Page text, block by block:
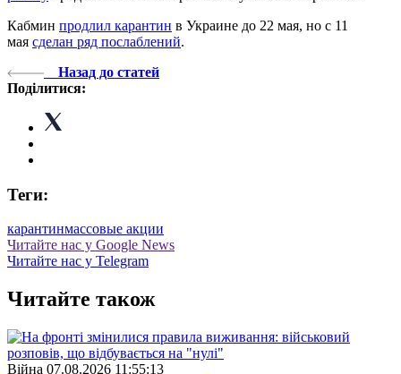
Кабмин продлил карантин в Украине до 22 мая, но с 11
мая сделан ряд послаблений.
Назад до статей
Поділитися:
Теги:
карантинмассовые акции
Читайте нас у Google News
Читайте нас у Telegram
Читайте також
Війна 07.08.2026 11:55:13